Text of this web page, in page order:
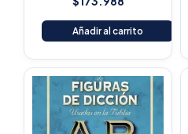
Añadir al carrito
Original
price
was:
$125.900.
Current
price